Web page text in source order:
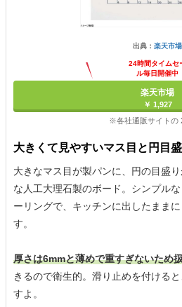
出典： 楽天市場
24時間タイムセ
ル毎日開催中
楽天市場
￥ 1,927
※各社通販サイトの
大きくて見やすいマス目と円目
大きなマス目が製パンに、円の目盛
な人工大理石製のボード。シンプル
ーリングで、キッチンに出したまま
す。
厚さは6mmと薄めで重すぎないため
きるので衛生的。滑り止めを付ける
すよ。